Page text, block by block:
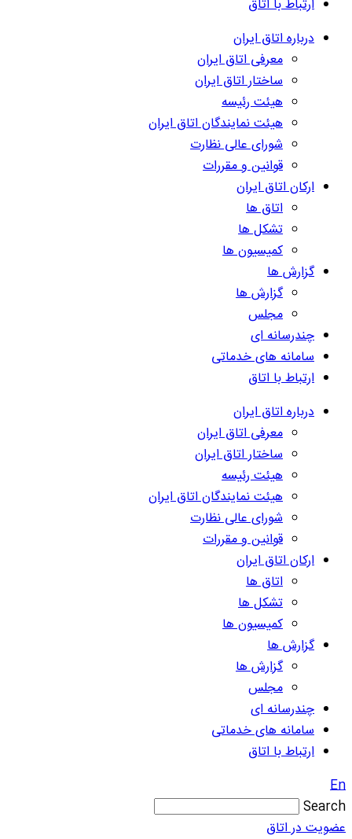
ارتباط با اتاق
درباره اتاق ایران
معرفی اتاق ایران
ساختار اتاق ایران
هیئت رئیسه
هیئت نمایندگان اتاق ایران
شورای عالی نظارت
قوانین و مقررات
ارکان اتاق ایران
اتاق ها
تشکل ها
کمیسیون ها
گزارش ها
گزارش ها
مجلس
چندرسانه ای
سامانه های خدماتی
ارتباط با اتاق
درباره اتاق ایران
معرفی اتاق ایران
ساختار اتاق ایران
هیئت رئیسه
هیئت نمایندگان اتاق ایران
شورای عالی نظارت
قوانین و مقررات
ارکان اتاق ایران
اتاق ها
تشکل ها
کمیسیون ها
گزارش ها
گزارش ها
مجلس
چندرسانه ای
سامانه های خدماتی
ارتباط با اتاق
En
Search
عضویت در اتاق